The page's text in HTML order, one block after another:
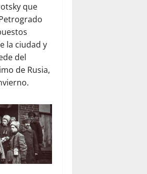
que
la ciudad y
del
de Rusia,